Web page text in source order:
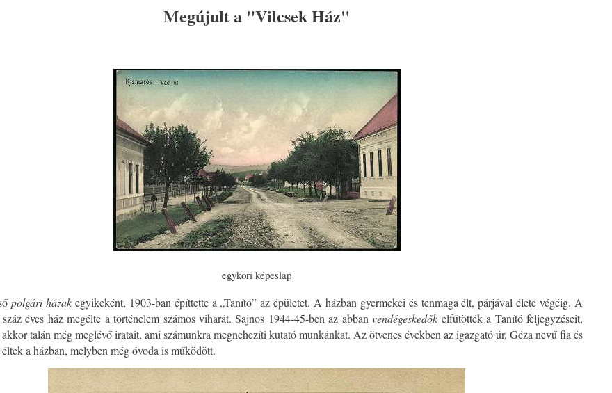
Megújult a "Vilcsek Ház"
egykori képeslap
polgári házak egyikeként, 1903-ban építtette a „Tanító” az épületet. A házban gyermekei és tenmaga élt, párjával élete végéig. A
éves ház megélte a történelem számos viharát. Sajnos 1944-45-ben az abbanvendégeskedők elfűtötték a Tanító feljegyzéseit,
talán még meglévő iratait, ami számunkra megnehezíti kutató munkánkat. Az ötvenes években az igazgató úr, Géza nevű fia és
a házban, melyben még óvoda is működött.